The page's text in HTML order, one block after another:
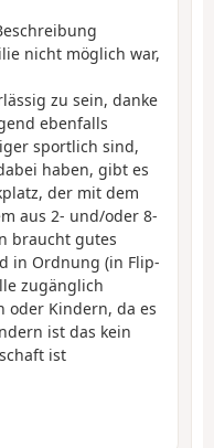
nicht möglich war,
zu sein, danke
ebenfalls
sportlich sind,
haben, gibt es
der mit dem
aus 2- und/oder 8-
braucht gutes
in Ordnung (in Flip-
zugänglich
oder Kindern, da es
ist das kein
ist